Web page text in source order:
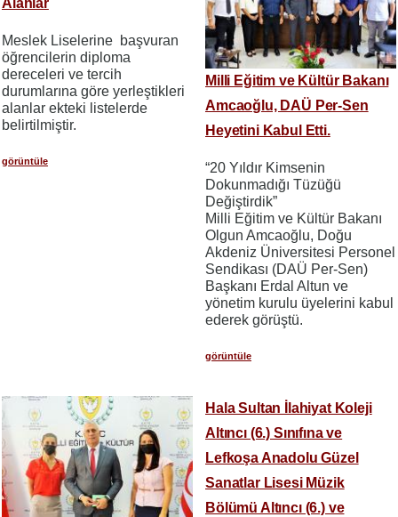
Alanlar
Meslek Liselerine başvuran
öğrencilerin diploma
dereceleri ve tercih
durumlarına göre yerleştikleri
alanlar ekteki listelerde
belirtilmiştir.
görüntüle
Milli Eğitim ve Kültür Bakanı
Amcaoğlu, DAÜ Per-Sen
Heyetini Kabul Etti.
“20 Yıldır Kimsenin
Dokunmadığı Tüzüğü
Değiştirdik”
Milli Eğitim ve Kültür Bakanı
Olgun Amcaoğlu, Doğu
Akdeniz Üniversitesi Personel
Sendikası (DAÜ Per-Sen)
Başkanı Erdal Altun ve
yönetim kurulu üyelerini kabul
ederek görüştü.
görüntüle
Hala Sultan İlahiyat Koleji
Altıncı (6.) Sınıfına ve
Lefkoşa Anadolu Güzel
Sanatlar Lisesi Müzik
Bölümü Altıncı (6.) ve